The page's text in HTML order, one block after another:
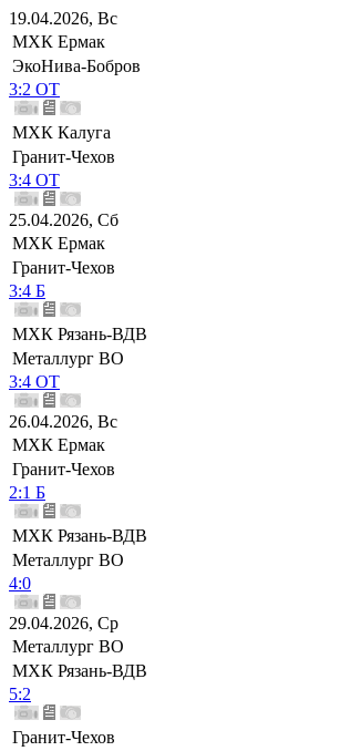
19.04.2026, Вс
МХК Ермак
ЭкоНива-Бобров
3:2 ОТ
МХК Калуга
Гранит-Чехов
3:4 ОТ
25.04.2026, Сб
МХК Ермак
Гранит-Чехов
3:4 Б
МХК Рязань-ВДВ
Металлург ВО
3:4 ОТ
26.04.2026, Вс
МХК Ермак
Гранит-Чехов
2:1 Б
МХК Рязань-ВДВ
Металлург ВО
4:0
29.04.2026, Ср
Металлург ВО
МХК Рязань-ВДВ
5:2
Гранит-Чехов